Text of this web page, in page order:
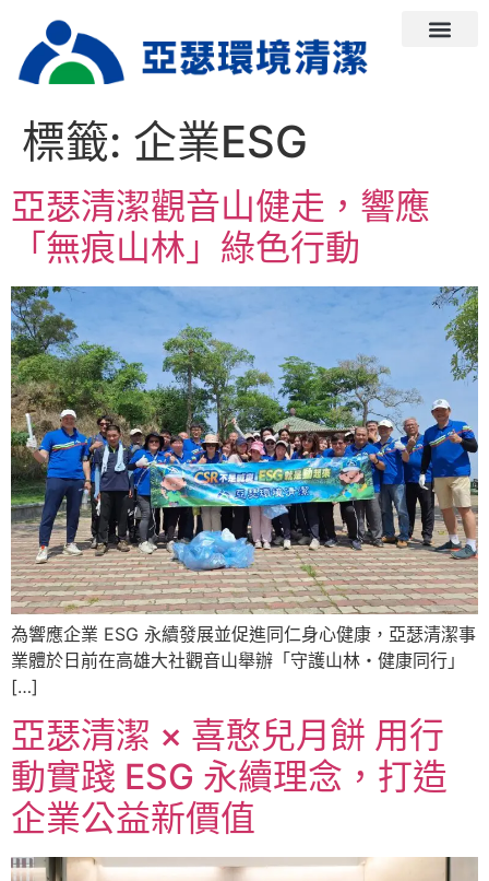
標籤: 企業ESG
亞瑟清潔觀音山健走，響應
「無痕山林」綠色行動
為響應企業 ESG 永續發展並促進同仁身心健康，亞瑟清潔事
業體於日前在高雄大社觀音山舉辦「守護山林・健康同行」
[…]
亞瑟清潔 × 喜憨兒月餅 用行
動實踐 ESG 永續理念，打造
企業公益新價值